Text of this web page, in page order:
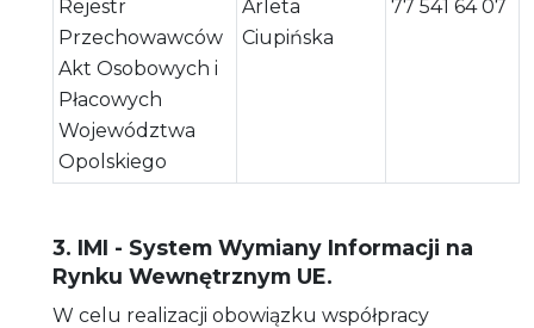
Rejestr
Przechowawców
Akt Osobowych i
Płacowych
Województwa
Opolskiego
Arleta
Ciupińska
77 541 64 07
3. IMI - System Wymiany Informacji na
Rynku Wewnętrznym UE.
W celu realizacji obowiązku współpracy